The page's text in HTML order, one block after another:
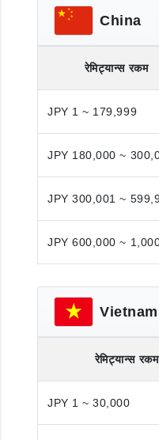
China
रेमिट्यान्स रकम
JPY 1 ~ 179,999
JPY 180,000 ~
JPY 300,001 ~
JPY 600,000 ~
Vietnam
रेमिट्यान्स रकम
JPY 1 ~ 30,000